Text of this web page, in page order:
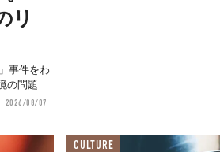
リ
事件をわ
の問題
2026/08/07
CULTURE